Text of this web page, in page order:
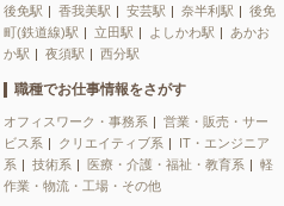
後免駅 香我美駅 安芸駅 奈半利駅
後免
町(鉄道線)駅
立田駅 よしかわ駅
あかお
か駅
夜須駅 西分駅
職種でお仕事情報をさがす
オフィスワーク・事務系
営業・販売・サー
ビス系
クリエイティブ系
IT・エンジニア
系
技術系 医療・介護・福祉・教育系
軽
作業・物流・工場・その他